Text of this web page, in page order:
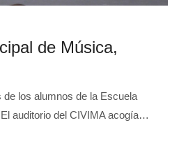
de Música,
los alumnos de la Escuela
auditorio del CIVIMA acogía…